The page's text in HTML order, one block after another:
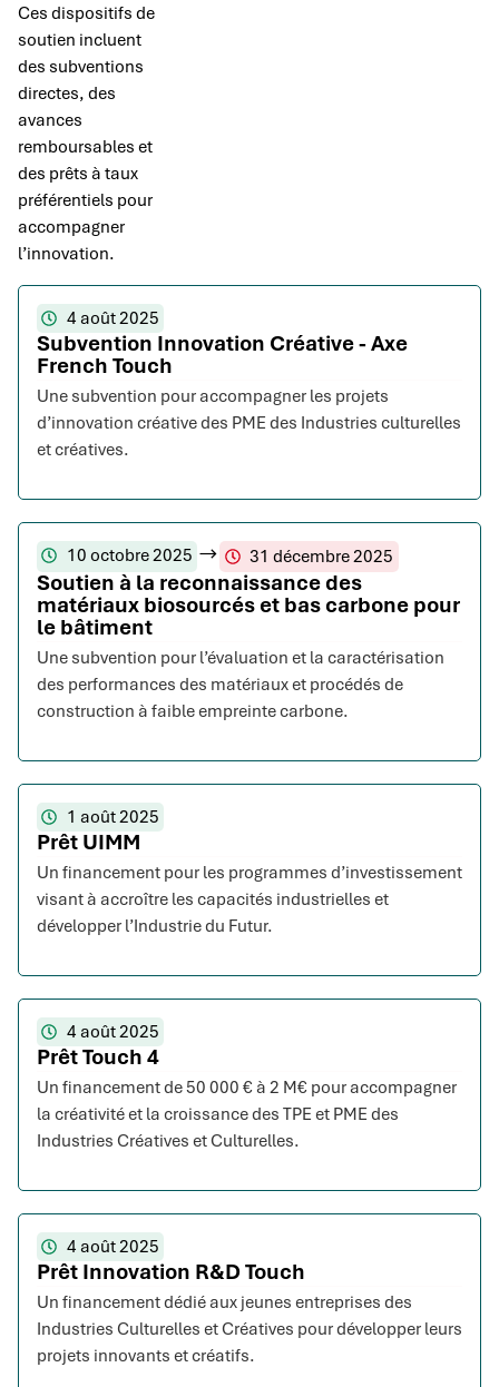
Ces dispositifs de
soutien incluent
des subventions
directes, des
avances
remboursables et
des prêts à taux
préférentiels pour
accompagner
l’innovation.
4 août 2025
Subvention Innovation Créative - Axe
French Touch
Une subvention pour accompagner les projets
d’innovation créative des PME des Industries culturelles
et créatives.
10 octobre 2025 31 décembre 2025
Soutien à la reconnaissance des
matériaux biosourcés et bas carbone pour
le bâtiment
Une subvention pour l’évaluation et la caractérisation
des performances des matériaux et procédés de
construction à faible empreinte carbone.
1 août 2025
Prêt UIMM
Un financement pour les programmes d’investissement
visant à accroître les capacités industrielles et
développer l’Industrie du Futur.
4 août 2025
Prêt Touch 4
Un financement de 50 000 € à 2 M€ pour accompagner
la créativité et la croissance des TPE et PME des
Industries Créatives et Culturelles.
4 août 2025
Prêt Innovation R&D Touch
Un financement dédié aux jeunes entreprises des
Industries Culturelles et Créatives pour développer leurs
projets innovants et créatifs.